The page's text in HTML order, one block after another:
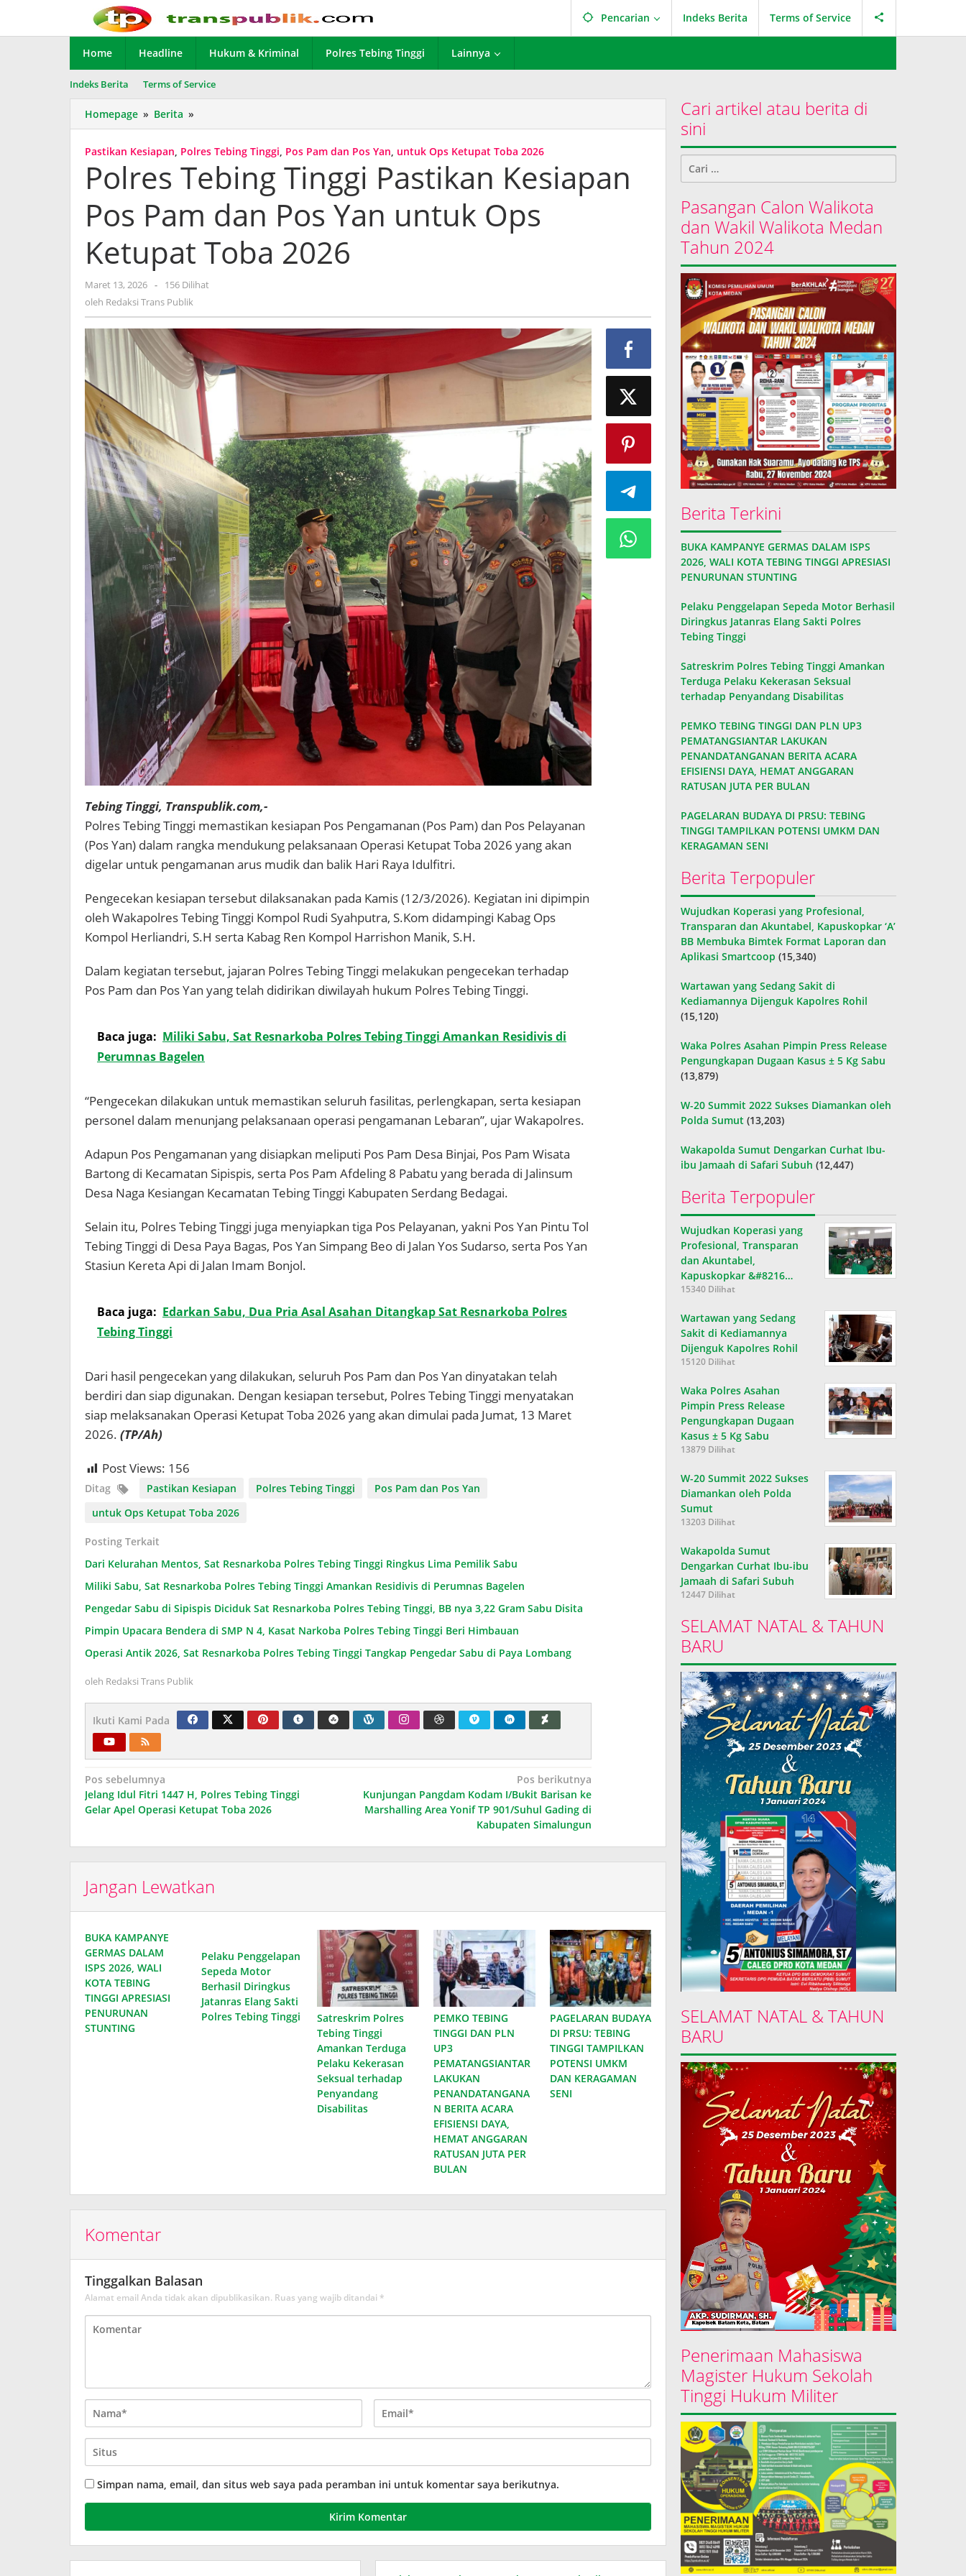
konten
Pencarian Indeks Berita Terms of Service
Home Headline Hukum & Kriminal Polres Tebing Tinggi Lainnya
Indeks Berita Terms of Service
Homepage » Berita »
Tebing
Pastikan
Kesiapan
Pos
dan
untuk
Ops
2026
Pastikan Kesiapan, Polres Tebing Tinggi, Pos Pam dan Pos Yan, untuk Ops Ketupat Toba 2026
Polres Tebing Tinggi Pastikan Kesiapan
Pos Pam dan Pos Yan untuk Ops
Ketupat Toba 2026
Maret 13, 2026 oleh
Redaksi
Publik
-
156 Dilihat
oleh Redaksi Trans Publik
Tebing Tinggi, Transpublik.com,-
Polres Tebing Tinggi memastikan kesiapan Pos Pengamanan (Pos Pam) dan Pos Pelayanan
(Pos Yan) dalam rangka mendukung pelaksanaan Operasi Ketupat Toba 2026 yang akan
digelar untuk pengamanan arus mudik dan balik Hari Raya Idulfitri.
Pengecekan kesiapan tersebut dilaksanakan pada Kamis (12/3/2026). Kegiatan ini dipimpin
oleh Wakapolres Tebing Tinggi Kompol Rudi Syahputra, S.Kom didampingi Kabag Ops
Kompol Herliandri, S.H serta Kabag Ren Kompol Harrishon Manik, S.H.
Dalam kegiatan tersebut, jajaran Polres Tebing Tinggi melakukan pengecekan terhadap
Pos Pam dan Pos Yan yang telah didirikan diwilayah hukum Polres Tebing Tinggi.
Baca juga: ​Miliki Sabu, Sat Resnarkoba Polres Tebing Tinggi Amankan Residivis di
Perumnas Bagelen
“Pengecekan dilakukan untuk memastikan seluruh fasilitas, perlengkapan, serta kesiapan
personel dalam menunjang pelaksanaan operasi pengamanan Lebaran”, ujar Wakapolres.
Adapun Pos Pengamanan yang disiapkan meliputi Pos Pam Desa Binjai, Pos Pam Wisata
Bartong di Kecamatan Sipispis, serta Pos Pam Afdeling 8 Pabatu yang berada di Jalinsum
Desa Naga Kesiangan Kecamatan Tebing Tinggi Kabupaten Serdang Bedagai.
Selain itu, Polres Tebing Tinggi juga menyiapkan tiga Pos Pelayanan, yakni Pos Yan Pintu Tol
Tebing Tinggi di Desa Paya Bagas, Pos Yan Simpang Beo di Jalan Yos Sudarso, serta Pos Yan
Stasiun Kereta Api di Jalan Imam Bonjol.
Baca juga: Edarkan Sabu, Dua Pria Asal Asahan Ditangkap Sat Resnarkoba Polres
Tebing Tinggi
Dari hasil pengecekan yang dilakukan, seluruh Pos Pam dan Pos Yan dinyatakan telah
berdiri dan siap digunakan. Dengan kesiapan tersebut, Polres Tebing Tinggi menyatakan
siap melaksanakan Operasi Ketupat Toba 2026 yang akan dimulai pada Jumat, 13 Maret
2026. (TP/Ah)
Post Views: 156
Ditag Pastikan Kesiapan Polres Tebing Tinggi
Pos Pam dan Pos Yan
untuk Ops Ketupat Toba 2026
Posting Terkait
Dari Kelurahan Mentos, Sat Resnarkoba Polres Tebing Tinggi Ringkus Lima Pemilik Sabu
​Miliki Sabu, Sat Resnarkoba Polres Tebing Tinggi Amankan Residivis di Perumnas Bagelen
Pengedar Sabu di Sipispis Diciduk Sat Resnarkoba Polres Tebing Tinggi, BB nya 3,22 Gram Sabu Disita
Pimpin Upacara Bendera di SMP N 4, Kasat Narkoba Polres Tebing Tinggi Beri Himbauan
Operasi Antik 2026, Sat Resnarkoba Polres Tebing Tinggi Tangkap Pengedar Sabu di Paya Lombang
oleh Redaksi Trans Publik
Ikuti Kami Pada
Navigasi
pos
Pos sebelumnya
Jelang Idul Fitri 1447 H, Polres Tebing Tinggi
Gelar Apel Operasi Ketupat Toba 2026
Pos berikutnya
Kunjungan Pangdam Kodam I/Bukit Barisan ke
Marshalling Area Yonif TP 901/Suhul Gading di
Kabupaten Simalungun
Jangan Lewatkan
BUKA KAMPANYE
GERMAS DALAM
ISPS 2026, WALI
KOTA TEBING
TINGGI APRESIASI
PENURUNAN
STUNTING
Pelaku Penggelapan
Sepeda Motor
Berhasil Diringkus
Jatanras Elang Sakti
Polres Tebing Tinggi
Satreskrim Polres
Tebing Tinggi
Amankan Terduga
Pelaku Kekerasan
Seksual terhadap
Penyandang
Disabilitas
PEMKO TEBING
TINGGI DAN PLN
UP3
PEMATANGSIANTAR
LAKUKAN
PENANDATANGANA
N BERITA ACARA
EFISIENSI DAYA,
HEMAT ANGGARAN
RATUSAN JUTA PER
BULAN
PAGELARAN BUDAYA
DI PRSU: TEBING
TINGGI TAMPILKAN
POTENSI UMKM
DAN KERAGAMAN
SENI
Komentar
Tinggalkan Balasan
Alamat email Anda tidak akan dipublikasikan. Ruas yang wajib ditandai *
Simpan nama, email, dan situs web saya pada peramban ini untuk komentar saya berikutnya.
Cari artikel atau berita di
sini
Cari
untuk:
Pasangan Calon Walikota
dan Wakil Walikota Medan
Tahun 2024
Berita Terkini
BUKA KAMPANYE GERMAS DALAM ISPS
2026, WALI KOTA TEBING TINGGI APRESIASI
PENURUNAN STUNTING
Pelaku Penggelapan Sepeda Motor Berhasil
Diringkus Jatanras Elang Sakti Polres
Tebing Tinggi
Satreskrim Polres Tebing Tinggi Amankan
Terduga Pelaku Kekerasan Seksual
terhadap Penyandang Disabilitas
PEMKO TEBING TINGGI DAN PLN UP3
PEMATANGSIANTAR LAKUKAN
PENANDATANGANAN BERITA ACARA
EFISIENSI DAYA, HEMAT ANGGARAN
RATUSAN JUTA PER BULAN
PAGELARAN BUDAYA DI PRSU: TEBING
TINGGI TAMPILKAN POTENSI UMKM DAN
KERAGAMAN SENI
Berita Terpopuler
Wujudkan Koperasi yang Profesional,
Transparan dan Akuntabel, Kapuskopkar ‘A’
BB Membuka Bimtek Format Laporan dan
Aplikasi Smartcoop (15,340)
Wartawan yang Sedang Sakit di
Kediamannya Dijenguk Kapolres Rohil
(15,120)
Waka Polres Asahan Pimpin Press Release
Pengungkapan Dugaan Kasus ± 5 Kg Sabu
(13,879)
W-20 Summit 2022 Sukses Diamankan oleh
Polda Sumut (13,203)
Wakapolda Sumut Dengarkan Curhat Ibu-
ibu Jamaah di Safari Subuh (12,447)
Berita Terpopuler
Wujudkan Koperasi yang
Profesional, Transparan
dan Akuntabel,
Kapuskopkar &#8216…
15340 Dilihat
Wartawan yang Sedang
Sakit di Kediamannya
Dijenguk Kapolres Rohil
15120 Dilihat
Waka Polres Asahan
Pimpin Press Release
Pengungkapan Dugaan
Kasus ± 5 Kg Sabu
13879 Dilihat
W-20 Summit 2022 Sukses
Diamankan oleh Polda
Sumut
13203 Dilihat
Wakapolda Sumut
Dengarkan Curhat Ibu-ibu
Jamaah di Safari Subuh
12447 Dilihat
SELAMAT NATAL & TAHUN
BARU
SELAMAT NATAL & TAHUN
BARU
Penerimaan Mahasiswa
Magister Hukum Sekolah
Tinggi Hukum Militer